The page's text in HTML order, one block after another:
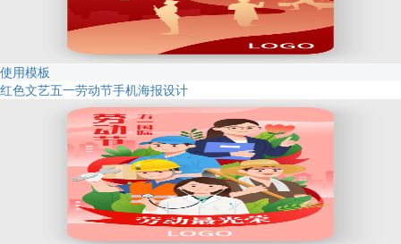
使用模板
红色文艺五一劳动节手机海报设计